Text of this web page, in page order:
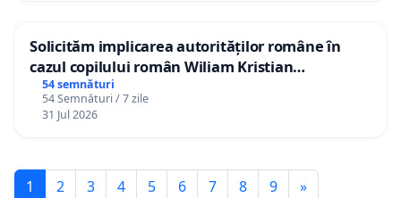
Solicităm implicarea autorităților române în
cazul copilului român Wiliam Kristian
Gheorghe, aflat în plasament în Danemarca de
12 ani
54 semnături
54 Semnături / 7 zile
31 Jul 2026
1 2 3 4 5 6 7 8 9 »